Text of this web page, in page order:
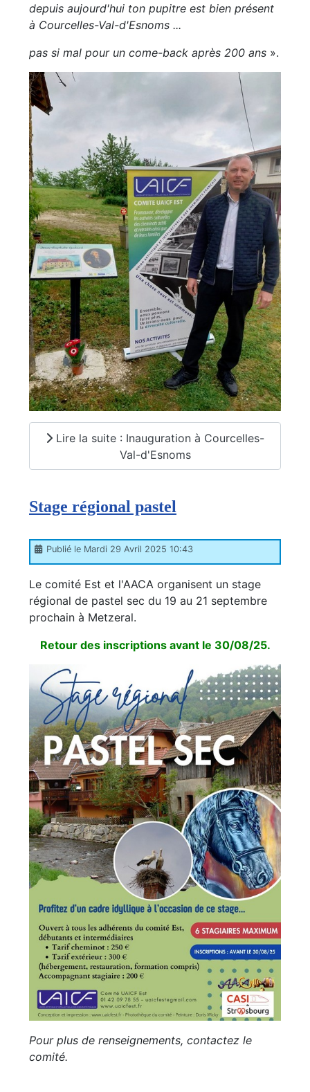
depuis aujourd'hui ton pupitre est bien présent
à Courcelles-Val-d'Esnoms ...
pas si mal pour un come-back après 200 ans ».
Lire la suite : Inauguration à Courcelles-
Val-d'Esnoms
Stage régional pastel
Publié le Mardi 29 Avril 2025 10:43
Le comité Est et l'AACA organisent un stage
régional de pastel sec du 19 au 21 septembre
prochain à Metzeral.
Retour des inscriptions avant le 30/08/25.
Pour plus de renseignements, contactez le
comité.